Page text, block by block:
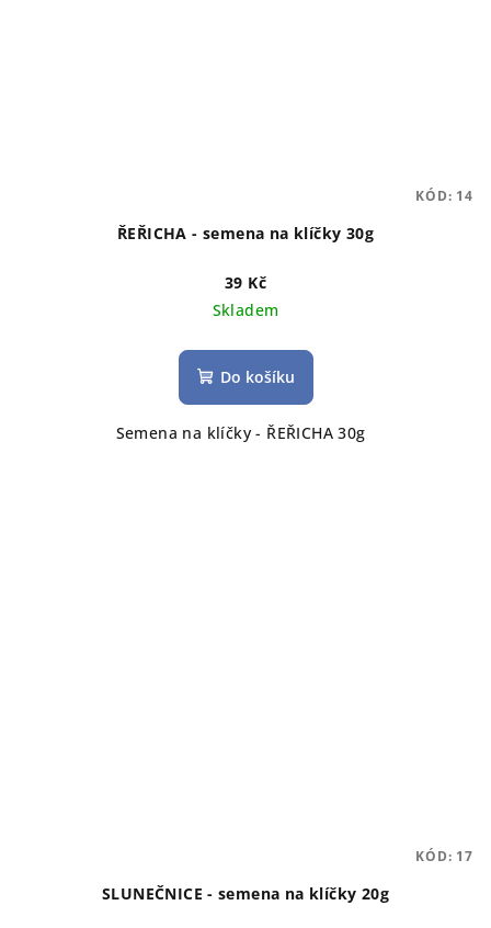
ŘEŘICHA - semena na klíčky 30g
39 Kč
Skladem
Do košíku
Semena na klíčky - ŘEŘICHA 30g
KÓD: 14
SLUNEČNICE - semena na klíčky 20g
KÓD: 17